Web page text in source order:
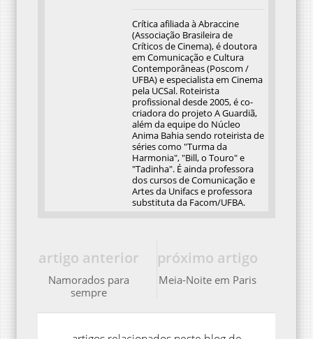
Crítica afiliada à Abraccine
(Associação Brasileira de
Críticos de Cinema), é doutora
em Comunicação e Cultura
Contemporâneas (Poscom /
UFBA) e especialista em Cinema
pela UCSal. Roteirista
profissional desde 2005, é co-
criadora do projeto A Guardiã,
além da equipe do Núcleo
Anima Bahia sendo roteirista de
séries como "Turma da
Harmonia", "Bill, o Touro" e
"Tadinha". É ainda professora
dos cursos de Comunicação e
Artes da Unifacs e professora
substituta da Facom/UFBA.
próximo artigo
Meia-Noite em Paris
artigo anterior
Namorados para
sempre